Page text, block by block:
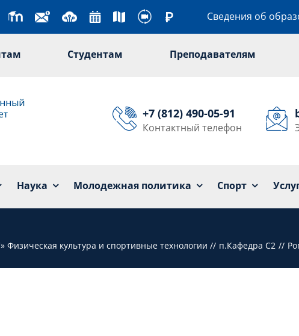
Сведения об
Студентам Преподавателям
+7 (812) 490-05-91
Контактный телефон
Наука Молодежная политика Спорт
Университет Образование Наука
Физическая культура и спортивные технологии п.Кафедра С2